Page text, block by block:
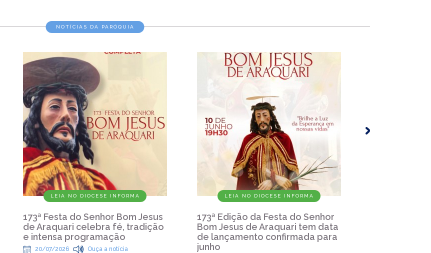
NOTÍCIAS DA PARÓQUIA
LEIA NO DIOCESE INFORMA
173ª Festa do Senhor Bom Jesus
de Araquari celebra fé, tradição
e intensa programação
20/07/2026 Ouça a notícia
LEIA NO DIOCESE INFORMA
173ª Edição da Festa do Senhor
Bom Jesus de Araquari tem data
de lançamento confirmada para
junho